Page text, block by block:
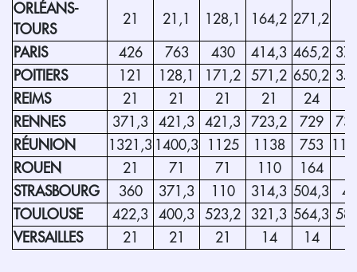
ORLÉANS-
TOURS
21 21,1 128,1 164,2 271,2
PARIS 426 763 430 414,3 465,2
POITIERS
121 128,1 171,2 571,2 650,2
REIMS
21 21 21 21 24
RENNES
371,3 421,3 421,3 723,2 729
RÉUNION
1321,3 1400,3 1125 1138 753
ROUEN
21 71 71 110 164
STRASBOURG
360 371,3 110 314,3 504,3
TOULOUSE
422,3 400,3 523,2 321,3 564,3
VERSAILLES
21 21 21 14 14